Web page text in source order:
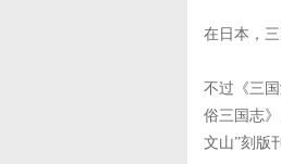
在日本，
不过《三
俗三国志
文山”刻版